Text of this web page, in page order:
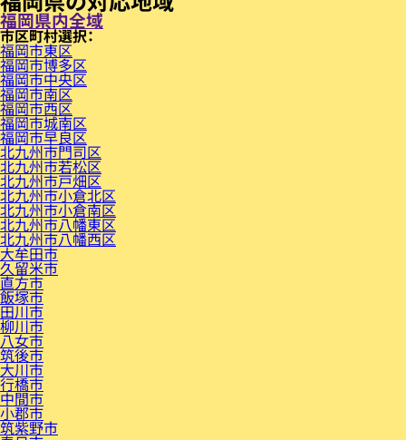
福岡県内全域
市区町村
福岡市東区
福岡市博多区
福岡市中央区
福岡市南区
福岡市西区
福岡市城南区
福岡市早良区
北九州市門司区
北九州市若松区
北九州市戸畑区
北九州市小倉北区
北九州市小倉南区
北九州市八幡東区
北九州市八幡西区
大牟田市
久留米市
直方市
飯塚市
田川市
柳川市
八女市
筑後市
大川市
行橋市
中間市
小郡市
筑紫野市